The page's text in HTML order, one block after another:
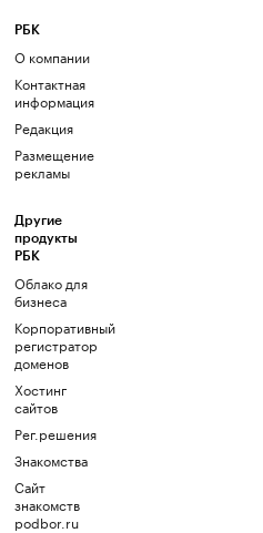
РБК
О компании
Контактная
информация
Редакция
Размещение
рекламы
Другие
продукты
РБК
Облако для
бизнеса
Корпоративный
регистратор
доменов
Хостинг
сайтов
Рег.решения
Знакомства
Сайт
знакомств
podbor.ru